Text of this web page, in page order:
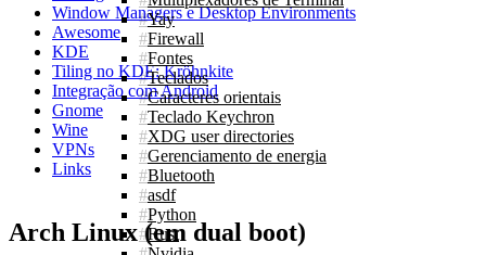
Yay
Firewall
Fontes
Teclados
Caracteres orientais
Teclado Keychron
XDG user directories
Gerenciamento de energia
Bluetooth
asdf
Python
Rust
Window Managers e Desktop Environments
Awesome
KDE
Tiling no KDE: Kröhnkite
Integração com Android
Gnome
Wine
VPNs
Links
Arch Linux (em dual boot)